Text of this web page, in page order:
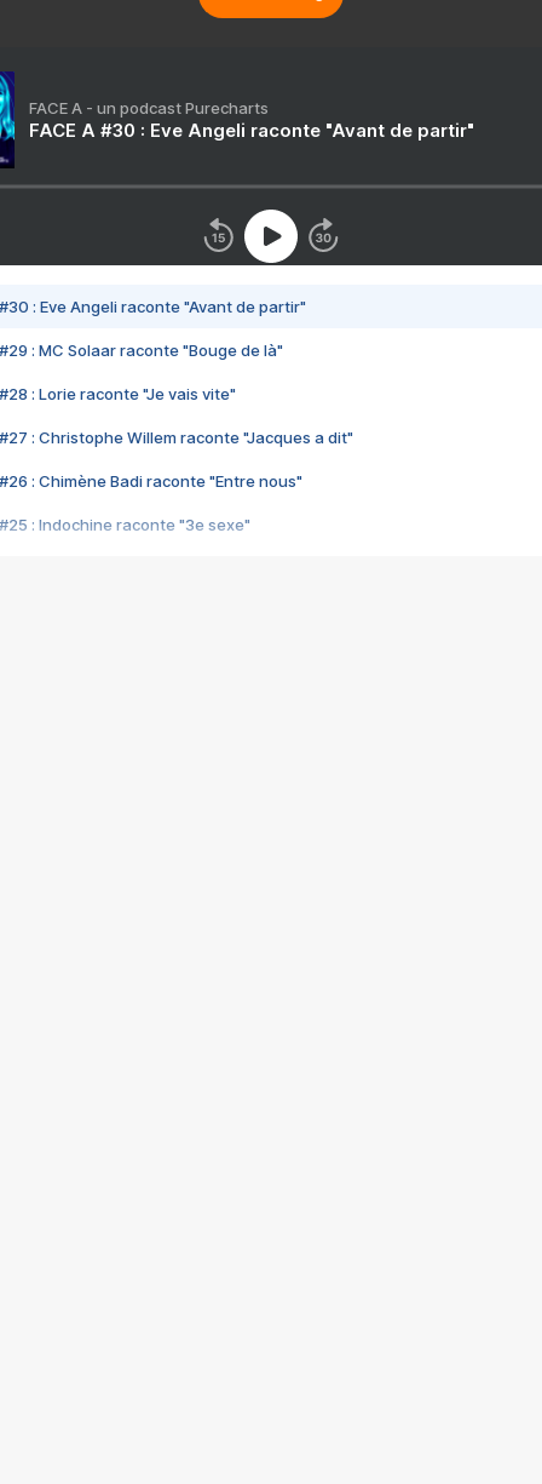
FACE A - un podcast Purecharts
FACE A #30 : Eve Angeli raconte "Avant de partir"
#30 : Eve Angeli raconte "Avant de partir"
#29 : MC Solaar raconte "Bouge de là"
#28 : Lorie raconte "Je vais vite"
#27 : Christophe Willem raconte "Jacques a dit"
#26 : Chimène Badi raconte "Entre nous"
#25 : Indochine raconte "3e sexe"